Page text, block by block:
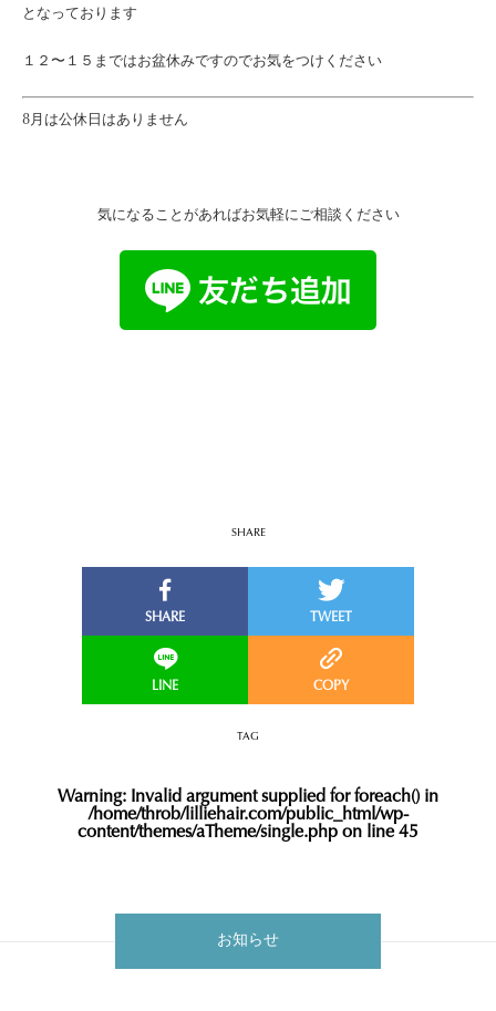
となっております
１２〜１５まではお盆休みですのでお気をつけください
8月は公休日はありません
気になることがあればお気軽にご相談ください
SHARE
TAG
Warning: Invalid argument supplied for foreach() in
/home/throb/lilliehair.com/public_html/wp-
content/themes/aTheme/single.php on line45
お知らせ